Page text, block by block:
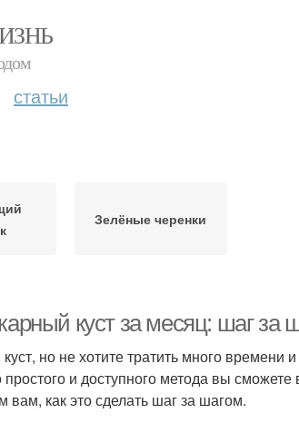
статьи
Зелёные черенки
куст за месяц: шаг за
но не хотите тратить много времени
и доступного метода вы
как это сделать шаг за шагом.